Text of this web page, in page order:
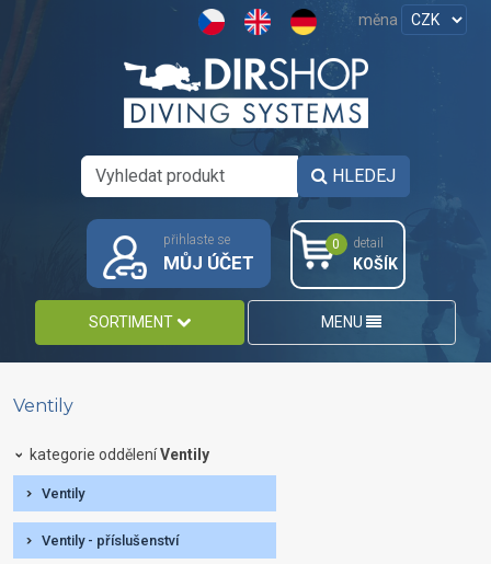
měna
HLEDEJ
přihlaste se
MŮJ ÚČET
0 detail
KOŠÍK
SORTIMENT MENU
Ventily
kategorie odděleníVentily
Ventily
Ventily - příslušenství